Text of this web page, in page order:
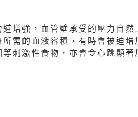
增強，血管壁承受的壓力自然
需的血液容積，有時會被迫增
刺激性食物，亦會令心跳顯著